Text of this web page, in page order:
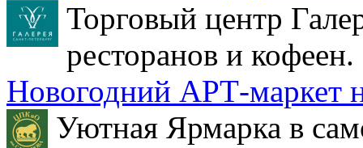
Торговый центр
ресторанов и кофеен.
Новогодний АРТ-маркет
Уютная Ярмарка в